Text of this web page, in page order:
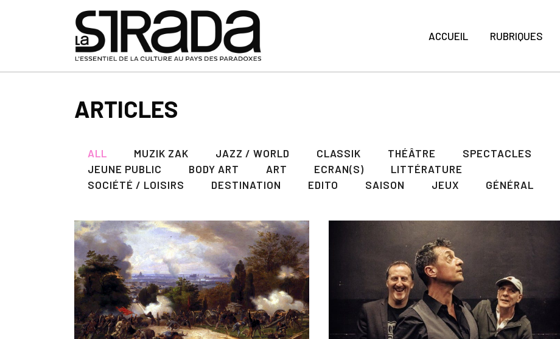
ACCUEIL RUBRIQUES
ARTICLES
ALL MUZIK ZAK JAZZ / WORLD CLASSIK THÉÂTRE
SPECTACLES
JEUNE PUBLIC
BODY ART ART ECRAN(S)
LITTÉRATURE
SOCIÉTÉ / LOISIRS
DESTINATION EDITO SAISON JEUX GÉNÉRAL